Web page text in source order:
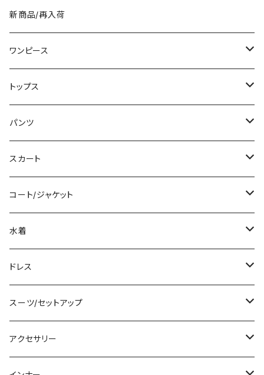
新商品/再入荷
ワンピース
ミニ/ショート
ミディアム/ミモレ
ロング/マキシ
袖付き
ノースリーブ
その他
チュニック
トップス
Tシャツ/カットソー
タンクトップ/キャミソール
シャツ/ブラウス
ベアトップ/チューブトップ
カーディガン/ボレロ
ニット/セーター
パーカー
パンツ
ショート丈
クロップド丈
ロング丈
デニム
レギンス
その他
スカート
ミニ/ショート
ミディアム/ミモレ
ロング
その他
コート/ジャケット
コート
ジャケット
その他
水着
タンキニ
バンドゥビキニ
ワンピース
ドレス
ミニ/ショート
ミディアム/ミモレ
スーツ/セットアップ
パンツスーツ
アクセサリー